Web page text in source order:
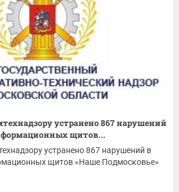
устранено 867 нарушений
щитов...
устранено 867 нарушений в
щитов «Наше Подмосковье»